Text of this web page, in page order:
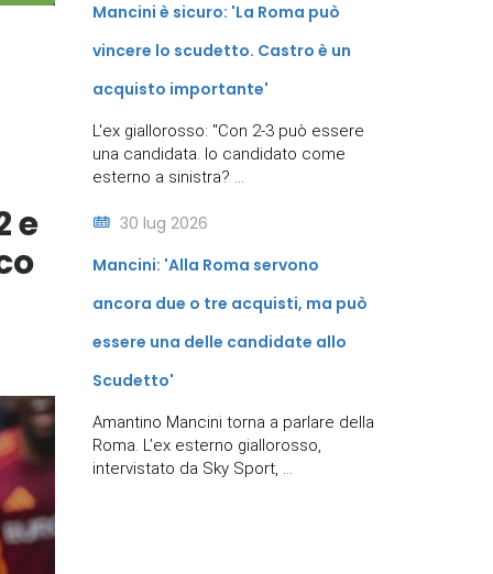
e
Mancini è sicuro: 'La Roma può
vincere lo scudetto. Castro è un
acquisto importante'
L'ex giallorosso: "Con 2-3 può essere
una candidata. Io candidato come
esterno a sinistra? ...
30 lug 2026
Mancini: 'Alla Roma servono
ancora due o tre acquisti, ma può
essere una delle candidate allo
Scudetto'
Amantino Mancini torna a parlare della
Roma. L’ex esterno giallorosso,
intervistato da Sky Sport, ...